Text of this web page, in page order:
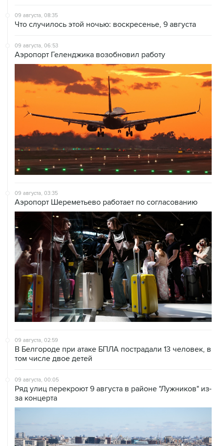
09 августа, 08:35
Что случилось этой ночью: воскресенье, 9 августа
09 августа, 06:53
Аэропорт Геленджика возобновил работу
09 августа, 03:35
Аэропорт Шереметьево работает по согласованию
09 августа, 02:59
В Белгороде при атаке БПЛА пострадали 13 человек, в
том числе двое детей
09 августа, 00:05
Ряд улиц перекроют 9 августа в районе "Лужников" из-
за концерта